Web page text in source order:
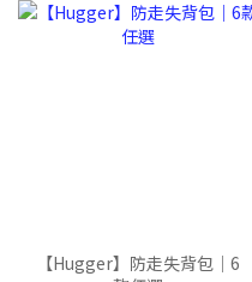
【Hugger】防走失背包｜6